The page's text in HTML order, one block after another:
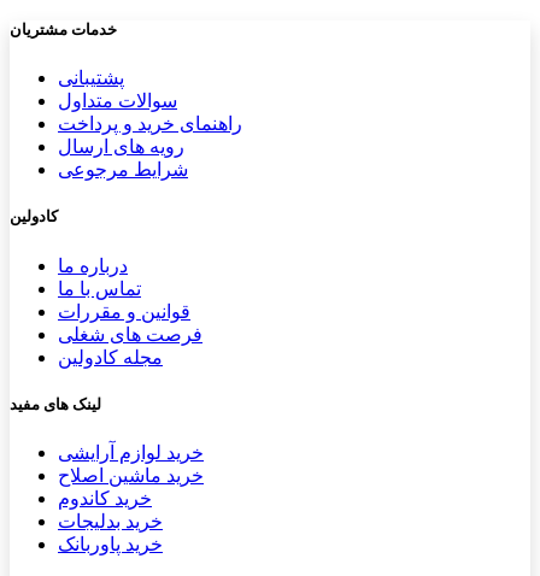
خدمات مشتریان
پشتیب​​انی
سوالات متداول
راهنمای خرید و پرداخت
رویه های ارسال
شرایط مرجوعی
کادولین
درباره ما
تماس با ما
قوانین و مقررات
فرصت های شغلی
مجله کادولین
لینک های مفید
خرید لوازم آرایشی
خرید ماشین اصلاح
خرید کاندوم
خرید بدلیجات
خرید پاوربانک